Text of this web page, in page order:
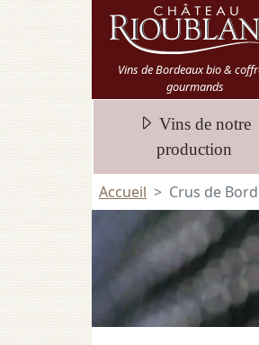
Vins de Bordeaux bio &
gourmands
Vins de notre
production
Accueil Crus de